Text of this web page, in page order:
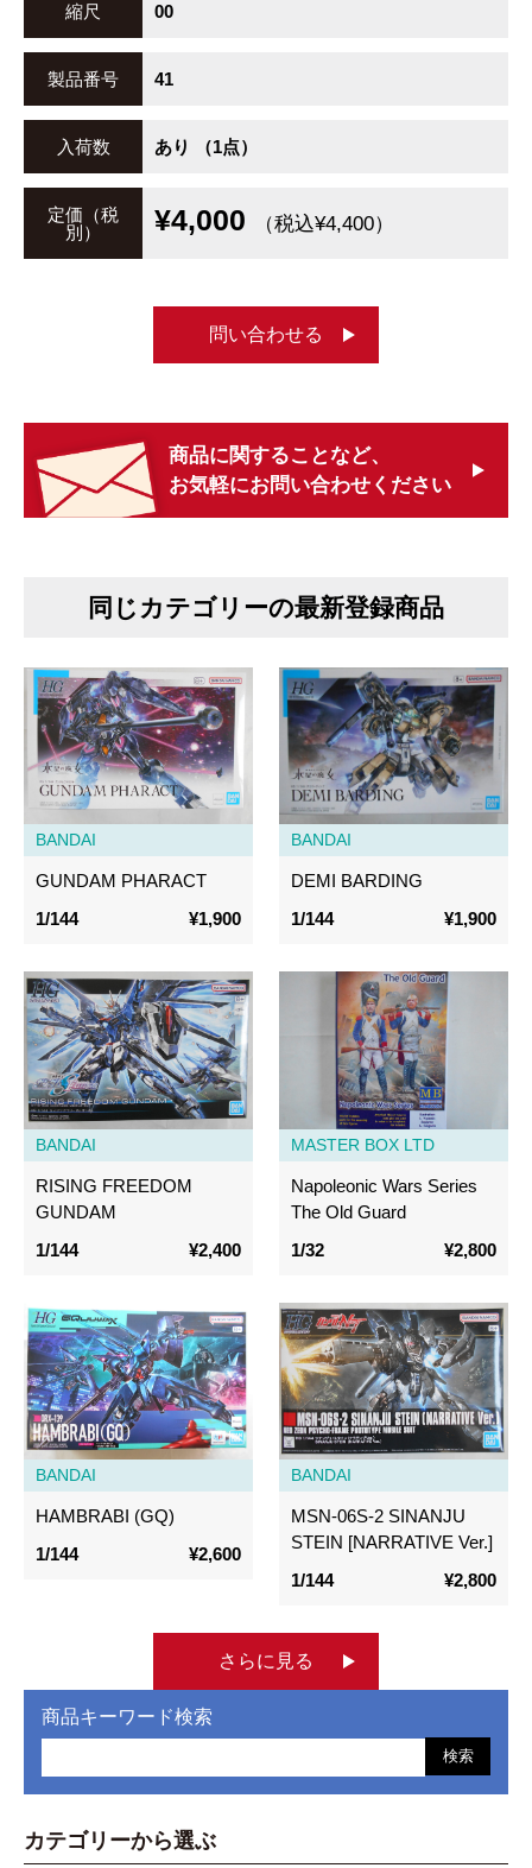
縮尺 00
製品番号 41
入荷数 あり （1点）
定価（税
別）
¥4,000 （税込¥4,400）
問い合わせる
商品に関することなど、
お気軽にお問い合わせください
同じカテゴリーの最新登録商品
BANDAI
GUNDAM PHARACT
1/144
¥1,900
BANDAI
DEMI BARDING
1/144
¥1,900
BANDAI
RISING FREEDOM
GUNDAM
1/144
¥2,400
MASTER BOX LTD
Napoleonic Wars Series
The Old Guard
1/32
¥2,800
BANDAI
HAMBRABI (GQ)
1/144
¥2,600
BANDAI
MSN-06S-2 SINANJU
STEIN [NARRATIVE Ver.]
1/144
¥2,800
さらに見る
商品キーワード検索
検索
カテゴリーから選ぶ